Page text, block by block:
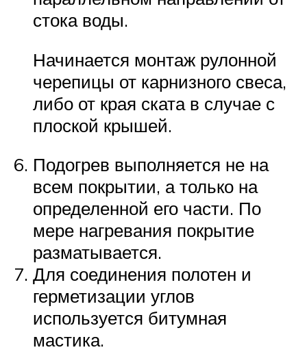
стока воды.
Начинается монтаж рулонной
черепицы от карнизного свеса,
либо от края ската в случае с
плоской крышей.
Подогрев выполняется не на
всем покрытии, а только на
определенной его части. По
мере нагревания покрытие
разматывается.
Для соединения полотен и
герметизации углов
используется битумная
мастика.